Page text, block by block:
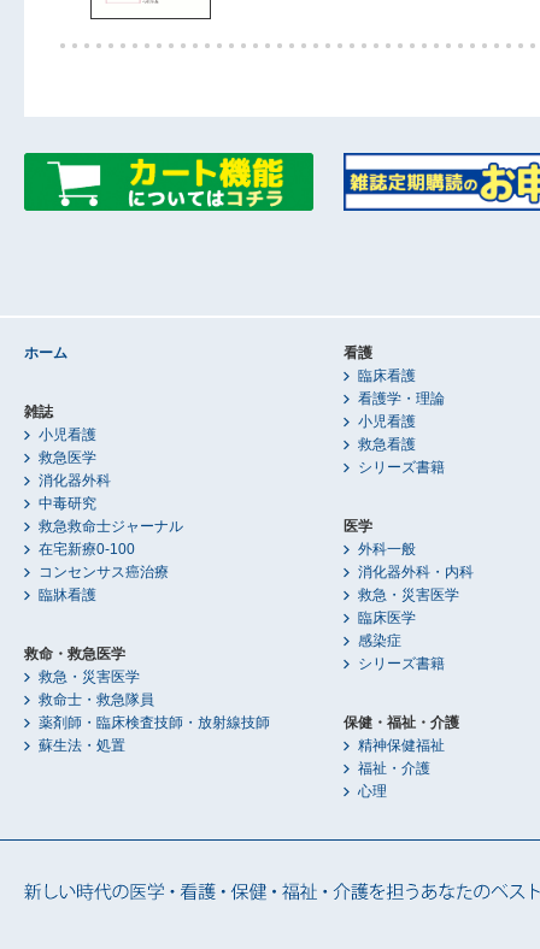
ホーム
雑誌
小児看護
救急医学
消化器外科
中毒研究
救急救命士ジャーナル
在宅新療0-100
コンセンサス癌治療
臨牀看護
救命・救急医学
救急・災害医学
救命士・救急隊員
薬剤師・臨床検査技師・放射線技師
蘇生法・処置
看護
臨床看護
看護学・理論
小児看護
救急看護
シリーズ書籍
医学
外科一般
消化器外科・内科
救急・災害医学
臨床医学
感染症
シリーズ書籍
保健・福祉・介護
精神保健福祉
福祉・介護
心理